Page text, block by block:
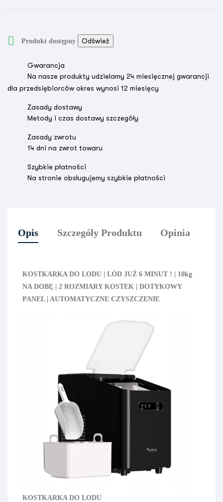
 Produkt dostępny
Gwarancja
Na nasze produkty udzielamy 24 miesięcznej gwarancji
dla przedsiębiorców okres wynosi 12 miesięcy
Zasady dostawy
Metody i czas dostawy szczegóły
Zasady zwrotu
14 dni na zwrot towaru
Szybkie płatności
Na stronie obsługujemy szybkie płatności
Opis Szczegóły Produktu Opinia
KOSTKARKA DO LODU | LÓD JUŻ 6 MINUT ! | 10kg
NA DOBĘ | 2 ROZMIARY KOSTEK | DOTYKOWY
PANEL | AUTOMATYCZNE CZYSZCZENIE
KOSTKARKA DO LODU